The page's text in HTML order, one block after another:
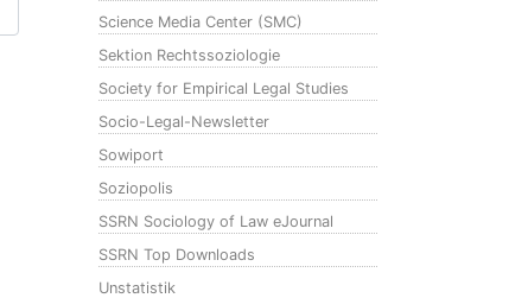
Science Media Center (SMC)
Sektion Rechtssoziologie
Society for Empirical Legal Studies
Socio-Legal-Newsletter
Sowiport
Soziopolis
SSRN Sociology of Law eJournal
SSRN Top Downloads
Unstatistik